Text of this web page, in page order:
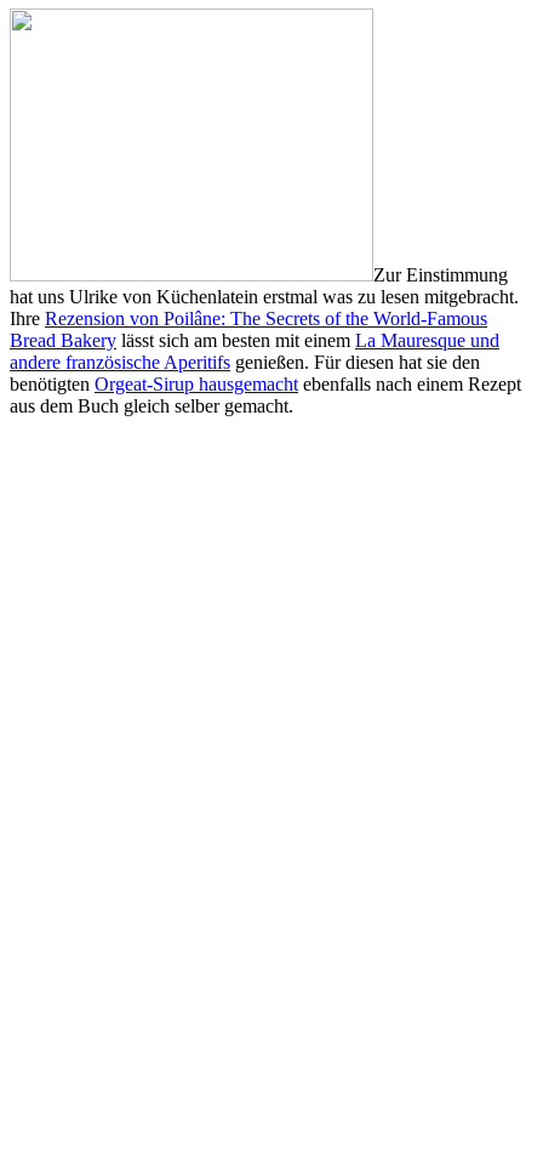
Zur Einstimmung
hat uns Ulrike von Küchenlatein erstmal was zu lesen mitgebracht.
Ihre Rezension von Poilâne: The Secrets of the World-Famous
Bread Bakery lässt sich am besten mit einem La Mauresque und
andere französische Aperitifs genießen. Für diesen hat sie den
benötigten Orgeat-Sirup hausgemacht ebenfalls nach einem Rezept
aus dem Buch gleich selber gemacht.